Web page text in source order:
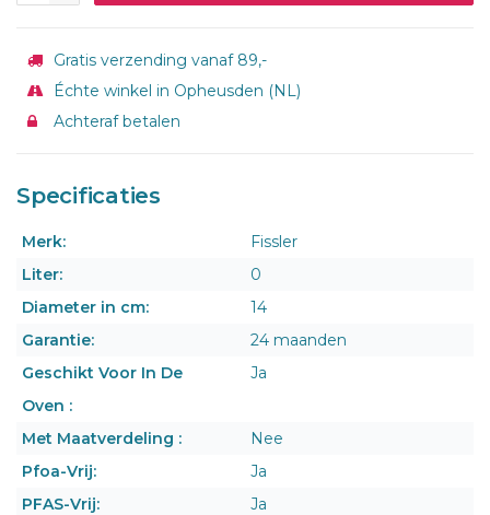
Gratis verzending vanaf 89,-
Échte winkel in Opheusden (NL)
Achteraf betalen
Specificaties
Merk:
Fissler
Liter:
0
Diameter in cm:
14
Garantie:
24 maanden
Geschikt Voor In De
Oven :
Ja
Met Maatverdeling :
Nee
Pfoa-Vrij:
Ja
PFAS-Vrij:
Ja